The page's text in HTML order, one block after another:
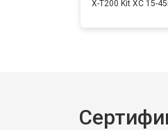
X-T200 Kit XC 15-